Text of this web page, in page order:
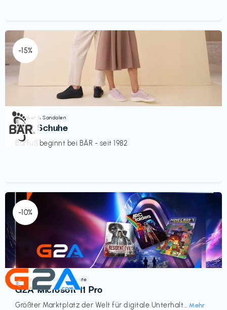
-15%
Sneaker & Sandalen
BÄR Schuhe
Barfuß beginnt bei BÄR - seit 1982
€‎
-10%
Elektronik & Haushaltsgeräte
G2A Microsoft 11 Pro
Größter Marktplatz der Welt für digitale Unterhalt... Mehr
€‎